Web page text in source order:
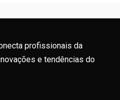
profissionais da
e tendências do